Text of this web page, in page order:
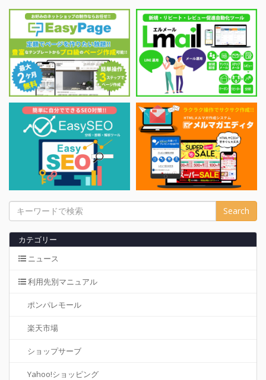
Search
カテゴリー
ニュース
利用先別マニュアル
ポンパレモール
楽天市場
ショップサーブ
Yahoo!ショッピング